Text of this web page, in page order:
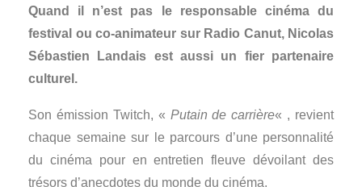
Quand il n’est pas le responsable cinéma du
festival ou co-animateur sur Radio Canut, Nicolas
Sébastien Landais est aussi un fier partenaire
culturel.
Son émission Twitch, « Putain de carrière« , revient
chaque semaine sur le parcours d’une personnalité
du cinéma pour en entretien fleuve dévoilant des
trésors d’anecdotes du monde du cinéma.